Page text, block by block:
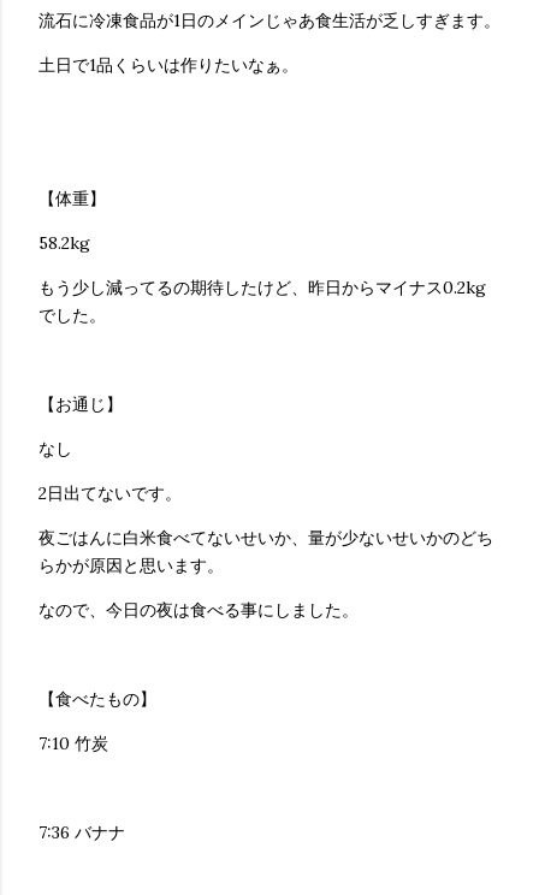
流石に冷凍食品が1日のメインじゃあ食生活が乏しすぎます。
土日で1品くらいは作りたいなぁ。
【体重】
58.2kg
もう少し減ってるの期待したけど、昨日からマイナス0.2kg
でした。
【お通じ】
なし
2日出てないです。
夜ごはんに白米食べてないせいか、量が少ないせいかのどち
らかが原因と思います。
なので、今日の夜は食べる事にしました。
【食べたもの】
7:10 竹炭
7:36 バナナ